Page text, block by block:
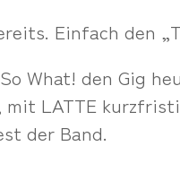
Einfach den
What! den Gig
LATTE
der Band.